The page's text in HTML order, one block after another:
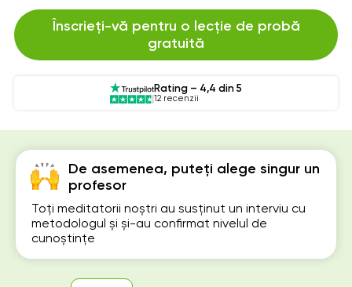
De asemenea, puteți alege singur un
profesor
Toți meditatorii noștri au susținut un interviu cu
metodologul și și-au confirmat nivelul de
cunoștințe
Înscrieți-vă pentru o lecție de probă
gratuită
Rating – 4,4 din 5
12 recenzii